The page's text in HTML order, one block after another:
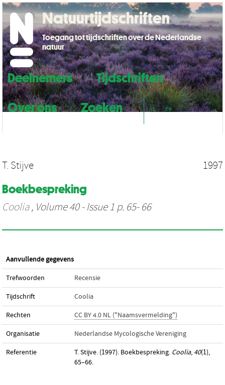
Deelnemers
Tijdschriften
Over ons
Zoeken NL EN
Natuurtijdschriften
Toegang tot tijdschriften over de Nederlandse
natuur
T. Stijve 1997
Boekbespreking
Coolia, Volume 40 - Issue 1 p. 65- 66
Aanvullende gegevens
Trefwoorden Recensie
Tijdschrift Coolia
Rechten CC BY 4.0 NL ("Naamsvermelding")
Organisatie Nederlandse Mycologische Vereniging
Referentie T. Stijve. (1997). Boekbespreking. Coolia, 40(1),
65–66.